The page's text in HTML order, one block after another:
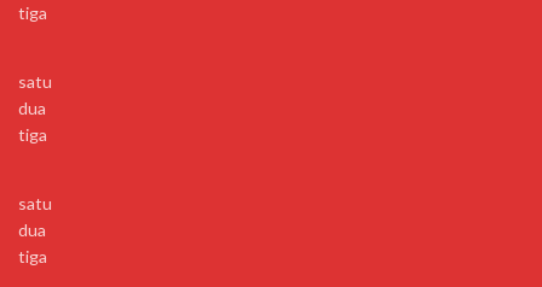
tiga
satu
dua
tiga
satu
dua
tiga